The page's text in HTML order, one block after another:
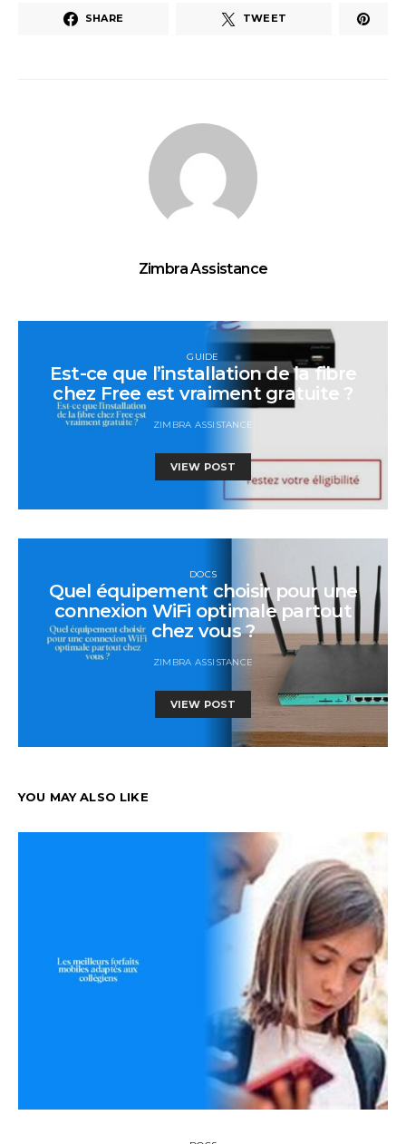
SHARE TWEET
Zimbra Assistance
GUIDE
Est-ce que l’installation de la fibre
chez Free est vraiment gratuite ?
ZIMBRA ASSISTANCE
VIEW POST
DOCS
Quel équipement choisir pour une
connexion WiFi optimale partout
chez vous ?
ZIMBRA ASSISTANCE
VIEW POST
YOU MAY ALSO LIKE